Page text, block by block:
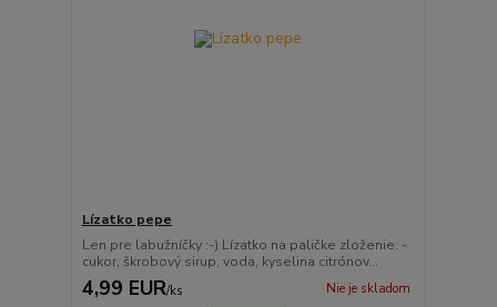
Lízatko pepe
Len pre labužníčky :-) Lízatko na paličke zloženie: -
cukor, škrobový sirup, voda, kyselina citrónov...
4,99 EUR/ks Nie je skladom